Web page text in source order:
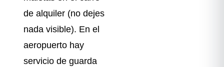
de alquiler (no dejes
nada visible). En el
aeropuerto hay
servicio de guarda